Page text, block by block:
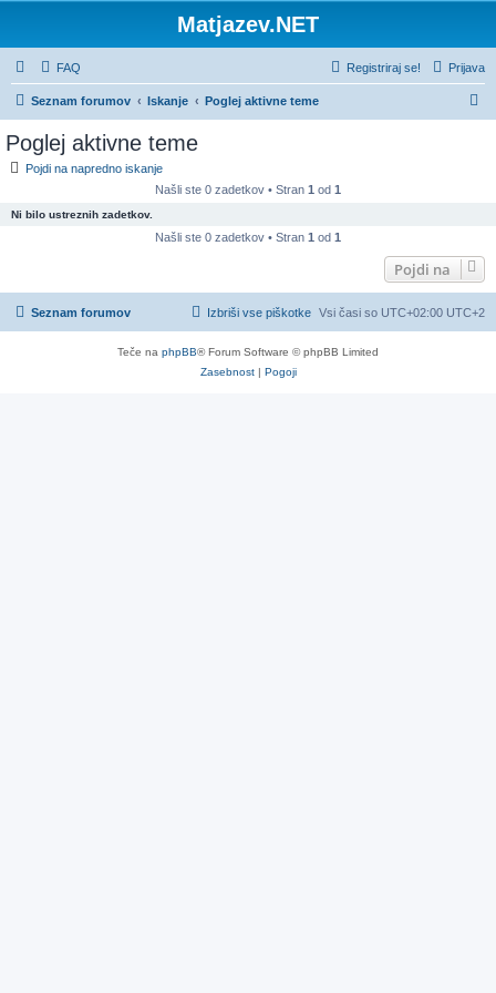
Matjazev.NET
FAQ Prijava
Registriraj se!
Seznam forumov Iskanje Poglej aktivne teme
e
Poglej aktivne teme
Pojdi na napredno iskanje
Našli ste 0 zadetkov • Stran 1 od 1
Ni bilo ustreznih zadetkov.
Našli ste 0 zadetkov • Stran 1 od 1
Pojdi na
Seznam forumov Vsi časi so UTC+02:00 UTC+2
Izbriši vse piškotke
Teče na phpBB® Forum Software © phpBB Limited
Zasebnost| Pogoji